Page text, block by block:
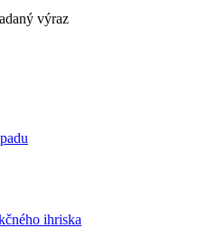
výraz
ihriska